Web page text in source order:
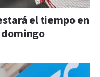
el tiempo en
domingo